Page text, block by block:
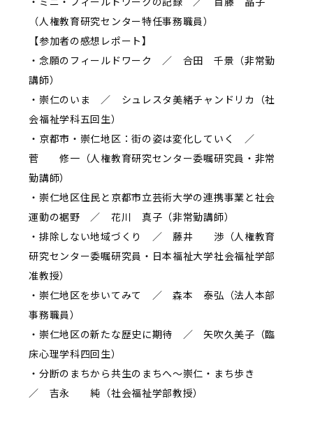
（人権教育研究センター特任事務職員）
【参加者の感想レポート】
・念願のフィールドワーク ／ 合田 千景（非常勤
講師）
・崇仁のいま ／ シュレスタ美緒チャンドリカ（社
会福祉学科五回生）
・京都市・崇仁地区：街の姿は変化していく ／
菅 修一（人権教育研究センター委嘱研究員・非常
勤講師）
・崇仁地区住民と京都市立芸術大学の連携事業と社会
運動の裾野 ／ 花川 真子（非常勤講師）
・排除しない地域づくり ／ 藤井 渉（人権教育
研究センター委嘱研究員・日本福祉大学社会福祉学部
准教授）
・崇仁地区を歩いてみて ／ 森本 泰弘（法人本部
事務職員）
・崇仁地区の新たな歴史に期待 ／ 矢吹久美子（臨
床心理学科四回生）
・分断のまちから共生のまちへ～崇仁・まち歩き
／ 吉永 純（社会福祉学部教授）